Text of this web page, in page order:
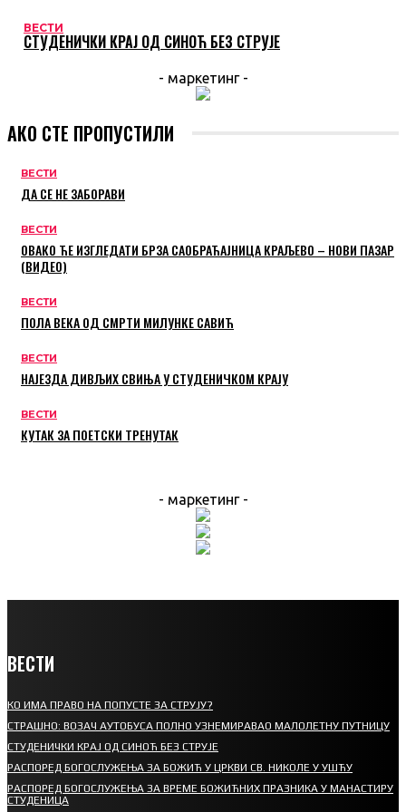
ВЕСТИ
СТУДЕНИЧКИ КРАЈ ОД СИНОЋ БЕЗ СТРУЈЕ
- маркетинг -
АКО СТЕ ПРОПУСТИЛИ
ВЕСТИ
ДА СЕ НЕ ЗАБОРАВИ
ВЕСТИ
ОВАКО ЋЕ ИЗГЛЕДАТИ БРЗА САОБРАЋАЈНИЦА КРАЉЕВО – НОВИ ПАЗАР
(ВИДЕО)
ВЕСТИ
ПОЛА ВЕКА ОД СМРТИ МИЛУНКЕ САВИЋ
ВЕСТИ
НАЈЕЗДА ДИВЉИХ СВИЊА У СТУДЕНИЧКОМ КРАЈУ
ВЕСТИ
КУТАК ЗА ПОЕТСКИ ТРЕНУТАК
- маркетинг -
ВЕСТИ
КО ИМА ПРАВО НА ПОПУСТЕ ЗА СТРУЈУ?
СТРАШНО: ВОЗАЧ АУТОБУСА ПОЛНО УЗНЕМИРАВАО МАЛОЛЕТНУ ПУТНИЦУ
СТУДЕНИЧКИ КРАЈ ОД СИНОЋ БЕЗ СТРУЈЕ
РАСПОРЕД БОГОСЛУЖЕЊА ЗА БОЖИЋ У ЦРКВИ СВ. НИКОЛЕ У УШЋУ
РАСПОРЕД БОГОСЛУЖЕЊА ЗА ВРЕМЕ БОЖИЋНИХ ПРАЗНИКА У МАНАСТИРУ
СТУДЕНИЦА